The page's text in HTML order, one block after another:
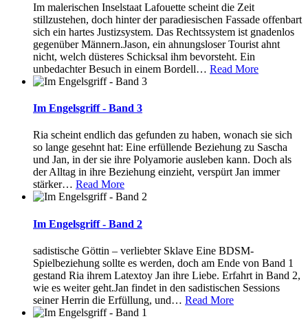
Im malerischen Inselstaat Lafouette scheint die Zeit
stillzustehen, doch hinter der paradiesischen Fassade offenbart
sich ein hartes Justizsystem. Das Rechtssystem ist gnadenlos
gegenüber Männern.Jason, ein ahnungsloser Tourist ahnt
nicht, welch düsteres Schicksal ihm bevorsteht. Ein
unbedachter Besuch in einem Bordell… Read More
Im Engelsgriff - Band 3
Ria scheint endlich das gefunden zu haben, wonach sie sich
so lange gesehnt hat: Eine erfüllende Beziehung zu Sascha
und Jan, in der sie ihre Polyamorie ausleben kann. Doch als
der Alltag in ihre Beziehung einzieht, verspürt Jan immer
stärker… Read More
Im Engelsgriff - Band 2
sadistische Göttin – verliebter Sklave Eine BDSM-
Spielbeziehung sollte es werden, doch am Ende von Band 1
gestand Ria ihrem Latextoy Jan ihre Liebe. Erfahrt in Band 2,
wie es weiter geht.Jan findet in den sadistischen Sessions
seiner Herrin die Erfüllung, und… Read More